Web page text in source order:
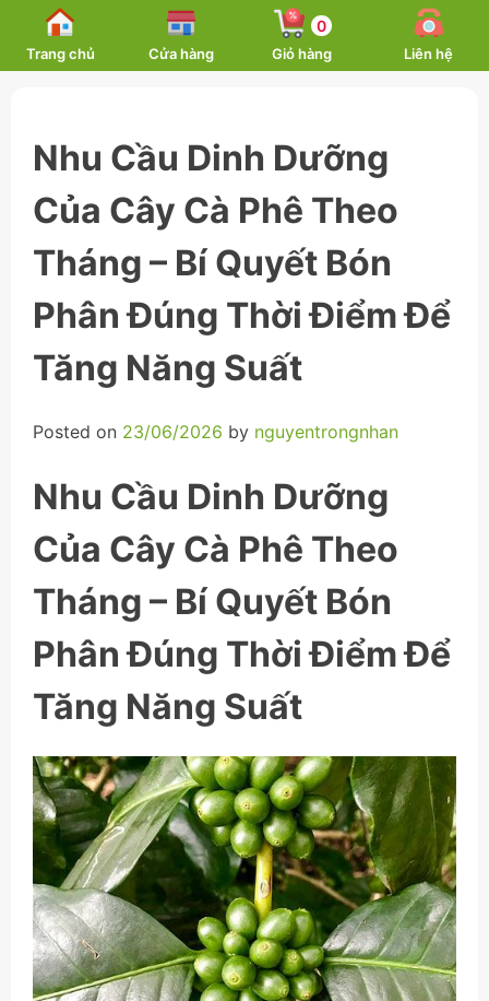
content
Trang chủ Cửa hàng
0
Giỏ hàng Liên hệ
Nhu Cầu Dinh Dưỡng
Của Cây Cà Phê Theo
Tháng – Bí Quyết Bón
Phân Đúng Thời Điểm Để
Tăng Năng Suất
Posted on 23/06/2026 by nguyentrongnhan
Nhu Cầu Dinh Dưỡng
Của Cây Cà Phê Theo
Tháng – Bí Quyết Bón
Phân Đúng Thời Điểm Để
Tăng Năng Suất